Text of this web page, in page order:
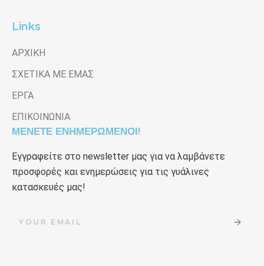
Links
ΑΡΧΙΚΗ
ΣΧΕΤΙΚΑ ΜΕ ΕΜΑΣ
ΕΡΓΑ
ΕΠΙΚΟΙΝΩΝΙΑ
ΜΕΝΕΤΕ ΕΝΗΜΕΡΩΜΕΝΟΙ!
Εγγραφείτε στο newsletter μας για να λαμβάνετε
προσφορές και ενημερώσεις για τις γυάλινες
κατασκευές μας!